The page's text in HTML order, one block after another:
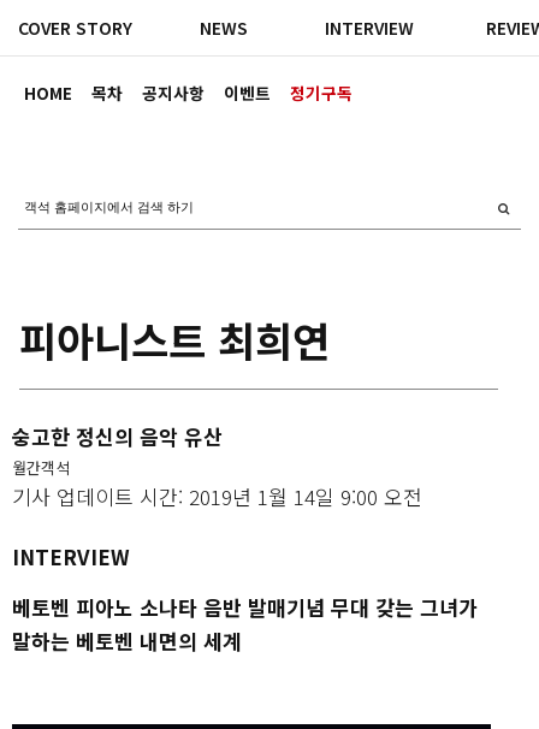
HOME 목차 공지사항 이벤트 정기구독
COVER STORY NEWS INTERVIEW
피아니스트 최희연
숭고한 정신의 음악 유산
월간객석
기사 업데이트 시간: 2019년 1월 14일 9:00 오전
INTERVIEW
베토벤 피아노 소나타 음반 발매기념 무대 갖는 그녀가
말하는 베토벤 내면의 세계